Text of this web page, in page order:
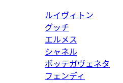
ルイヴィトン
グッチ
エルメス
シャネル
ボッテガヴェネタ
フェンディ